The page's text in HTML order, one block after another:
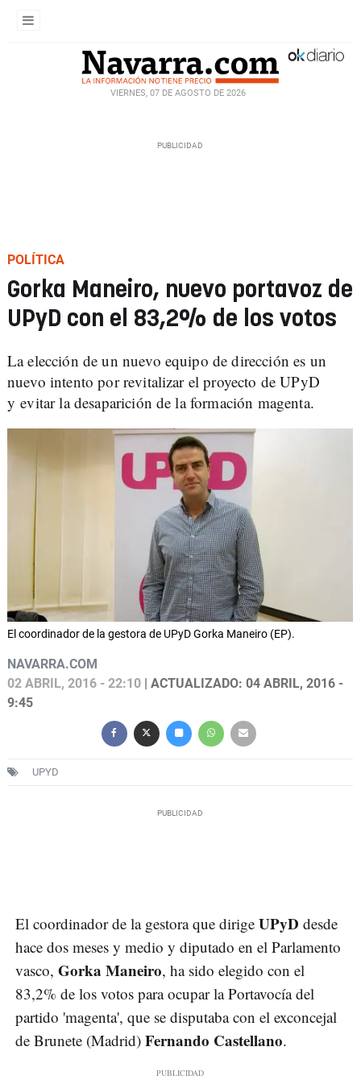
VIERNES, 07 DE AGOSTO DE 2026
POLÍTICA
Gorka Maneiro, nuevo portavoz de
UPyD con el 83,2% de los votos
La elección de un nuevo equipo de dirección es un
nuevo intento por revitalizar el proyecto de UPyD
y evitar la desaparición de la formación magenta.
El coordinador de la gestora de UPyD Gorka Maneiro (EP).
NAVARRA.COM
02 ABRIL, 2016 - 22:10 | ACTUALIZADO: 04 ABRIL, 2016 -
9:45
UPYD
El coordinador de la gestora que dirige UPyD desde
hace dos meses y medio y diputado en el Parlamento
vasco, Gorka Maneiro, ha sido elegido con el
83,2% de los votos para ocupar la Portavocía del
partido 'magenta', que se disputaba con el exconcejal
de Brunete (Madrid) Fernando Castellano.